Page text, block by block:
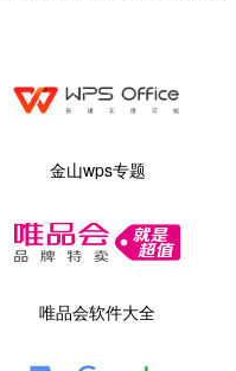
金山wps专题
唯品会软件大全